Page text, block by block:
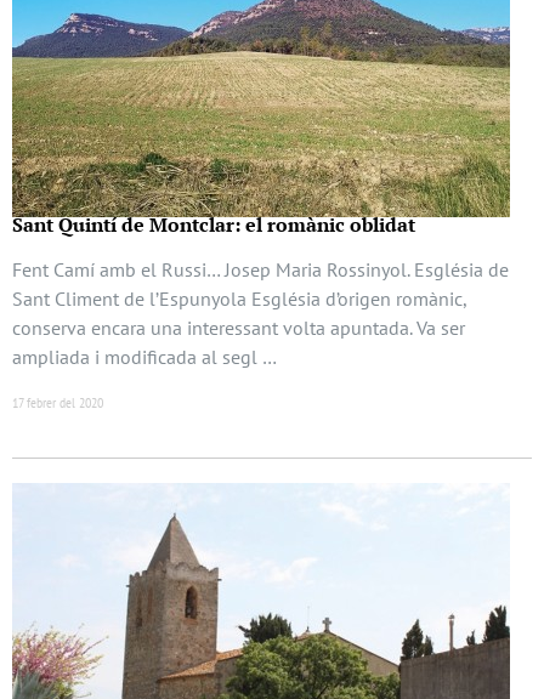
Sant Quintí de Montclar: el romànic oblidat
Fent Camí amb el Russi… Josep Maria Rossinyol. Església de
Sant Climent de l’Espunyola Església d’origen romànic,
conserva encara una interessant volta apuntada. Va ser
ampliada i modificada al segl …
17 febrer del 2020